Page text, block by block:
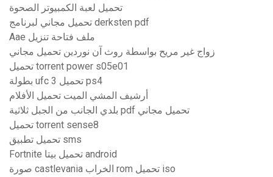
تحميل لعبة الكمبيوتر الصحوة
تحميل مجاني لبرنامج derksten pdf
Aae ملف فتاحة تنزيل
زواج غير مريح بواسطة روث آن نوردين تحميل مجاني
تحميل torrent power s05e01
بطولة ufc 3 تحميل ps4
أرشيف المشي الميت تحميل الأفلام
بلدي الجانب من الجبل ثلاثية pdf تحميل مجاني
تحميل torrent sense8
تحميل تطبيق sms
Fortnite تحميل بيتا android
صورة castlevania الخراب rom تحميل iso